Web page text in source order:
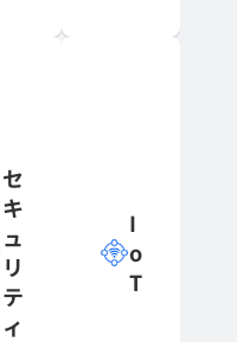
セ
キ
ュ
リ
テ
ィ
I
o
T